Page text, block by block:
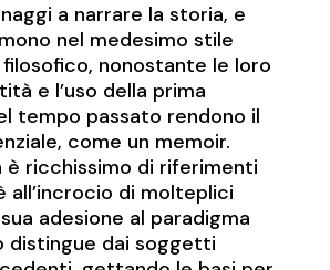
a narrare la storia, e
nel medesimo stile
nonostante le loro
e l’uso della prima
tempo passato rendono il
come un memoir.
è ricchissimo di riferimenti
all’incrocio di molteplici
adesione al paradigma
distingue dai soggetti